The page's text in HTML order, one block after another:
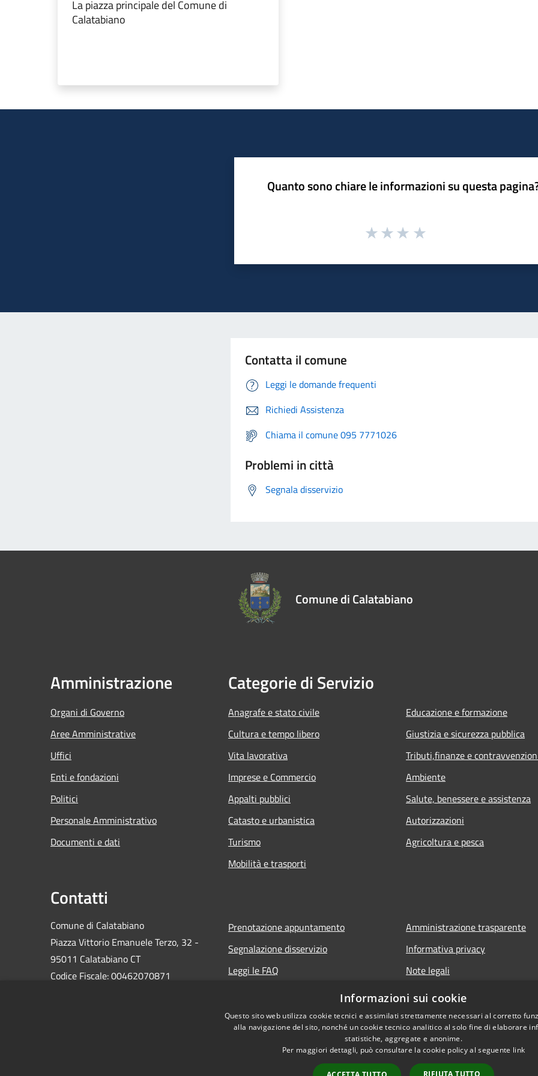
La piazza principale del Comune di
Calatabiano
Quanto sono chiare le informazioni su questa
Contatta il comune
Leggi le domande frequenti
Richiedi Assistenza
Chiama il comune 095 7771026
Problemi in città
Segnala disservizio
Comune di Calatabiano
Amministrazione
Organi di Governo
Aree Amministrative
Uffici
Enti e fondazioni
Politici
Personale Amministrativo
Documenti e dati
Categorie di Servizio
Anagrafe e stato civile
Cultura e tempo libero
Vita lavorativa
Imprese e Commercio
Appalti pubblici
Catasto e urbanistica
Turismo
Mobilità e trasporti
Educazione e formazione
Giustizia e sicurezza pubblica
Tributi,finanze e
Ambiente
Salute, benessere e assistenza
Autorizzazioni
Agricoltura e pesca
Contatti
Comune di Calatabiano
Piazza Vittorio Emanuele Terzo, 32 -
95011 Calatabiano CT
Codice Fiscale: 00462070871
Prenotazione appuntamento
Segnalazione disservizio
Leggi le FAQ
Amministrazione trasparente
Informativa privacy
Note legali
Dichiarazione di accessibilità
Sito web precedente
Informazioni sui cookie
Questo sito web utilizza cookie tecnici e assimilati strettamente necessari al corretto
alla navigazione del sito, nonché un cookie tecnico analitico al solo fine di elaborare
statistiche, aggregate e anonime.
Per maggiori dettagli, può consultare la cookie policy al seguente link
RIFIUTA TUTTO